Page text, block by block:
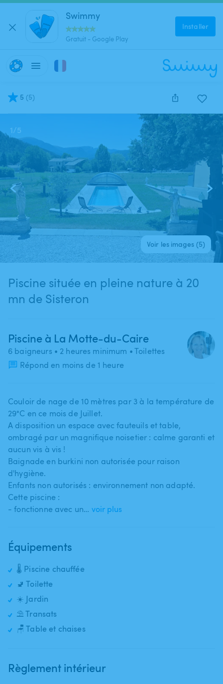
Swimmy
Gratuit - Google Play
Installer
5 (5)
1/5
Voir les images (5)
Piscine située en pleine nature à 20
mn de Sisteron
Piscine à La Motte-du-Caire
6 baigneurs • 2 heures minimum • Toilettes
Répond en moins de 1 heure
Couloir de nage de 10 mètres par 3 à la température de
29°C en ce mois de Juillet.
A disposition un espace avec fauteuils et table​,​
ombragé par un magnifique noisetier : calme garanti et
aucun vis à vis !
Baignade en burkini non autorisée pour raison
d'hygiène.
Enfants non autorisés : environnement non adapté.
Cette piscine :
- fonctionne avec un… voir plus
Équipements
🌡️ Piscine chauffée
🚽 Toilette
☀️ Jardin
⛱️ Transats
🪑 Table et chaises
Règlement intérieur